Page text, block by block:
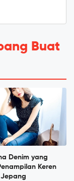
Buat
Denim yang
Keren